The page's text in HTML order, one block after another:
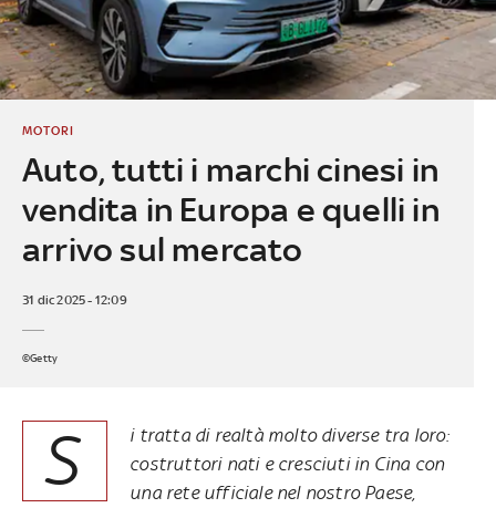
Auto, tutti i marchi cinesi in
vendita in Europa e quelli in
arrivo sul mercato
MOTORI
31 dic 2025 - 12:09
©Getty
S
i tratta di realtà molto diverse tra loro:
costruttori nati e cresciuti in Cina con
una rete ufficiale nel nostro Paese,